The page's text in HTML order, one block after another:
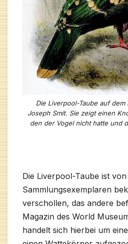
Die Liverpool-Taube auf
Joseph Smit. Sie zeigt einen
den der Vogel nicht hatte und
Die Liverpool-Taube ist
Sammlungsexemplaren
verschollen, das andere
Magazin des World
handelt sich hierbei um